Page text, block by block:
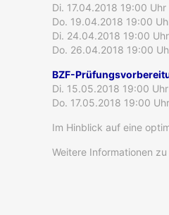
Di. 17.04.2018 19:00 Uhr
Do. 19.04.2018 19:00
Di. 24.04.2018 19:00 Uhr
Do. 26.04.2018 19:00
BZF-
Di. 15.05.2018 19:00
Do. 17.05.2018 19:00
Im Hinblick auf eine
Weitere Informationen